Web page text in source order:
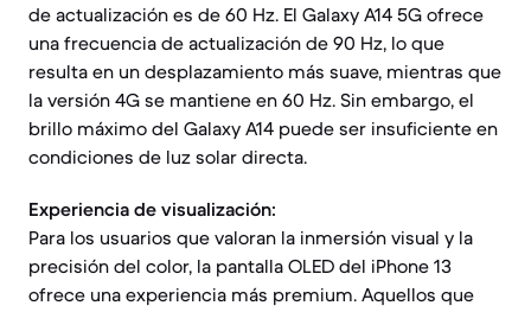
de actualización es de 60 Hz. El Galaxy A14 5G ofrece
una frecuencia de actualización de 90 Hz, lo que
resulta en un desplazamiento más suave, mientras que
la versión 4G se mantiene en 60 Hz. Sin embargo, el
brillo máximo del Galaxy A14 puede ser insuficiente en
condiciones de luz solar directa.
Experiencia de visualización:
Para los usuarios que valoran la inmersión visual y la
precisión del color, la pantalla OLED del iPhone 13
ofrece una experiencia más premium. Aquellos que